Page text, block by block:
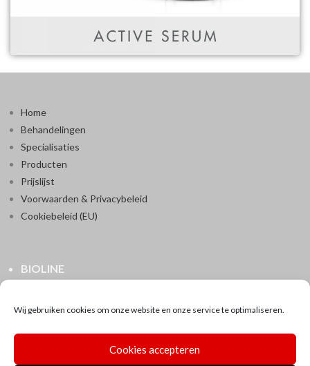
Wij gebruiken cookies om onze website en onze service te optimaliseren.
Cookies accepteren
Home
Behandelingen
Specialisaties
Producten
Prijslijst
Voorwaarden & Privacybeleid
Cookiebeleid (EU)
BIOLINE
2520 Ranst
instituutbioline@pandora.be